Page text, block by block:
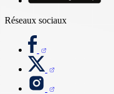
Réseaux sociaux